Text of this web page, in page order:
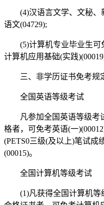
(4)汉语言文学、文秘、
语文(04729);
(5)计算机专业毕业生可免
计算机应用基础(实践)(00019)
三、非学历证书免考规
全国英语等级考试
凡参加全国英语等级考试
格者，可免考英语(一
(PETS0三级(及以上)笔试成
(00015)。
全国计算机等级考试
(1)凡获得全国计算机等